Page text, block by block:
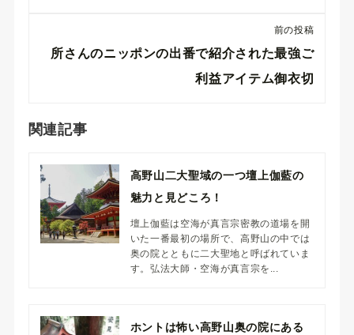
前の投稿
所さんのニッポンの出番で紹介された最強ご
利益アイテム御衣切
関連記事
高野山二大聖域の一つ壇上伽藍の
魅力と見どころ！
壇上伽藍は空海が真言宗密教の道場を開
いた一番最初の場所で、高野山の中では
奥の院とともに二大聖地と呼ばれていま
す。弘法大師・空海が真言宗を...
ホントは怖い高野山奥の院にある